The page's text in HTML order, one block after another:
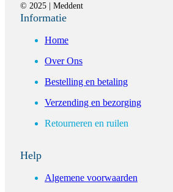
© 2025 | Meddent
Informatie
Home
Over Ons
Bestelling en betaling
Verzending en bezorging
Retourneren en ruilen
Help
Algemene voorwaarden